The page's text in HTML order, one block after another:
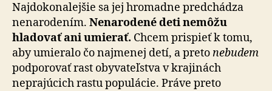
Najdokonalejšie sa jej hromadne predchádza
nenarodením. Nenarodené deti nemôžu
hladovať ani umierať. Chcem prispieť k tomu,
aby umieralo čo najmenej detí, a pretonebudem
podporovať rast obyvateľstva v krajinách
neprajúcich rastu populácie. Práve preto